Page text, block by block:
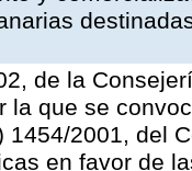
de la
la que se
1454/2001, del
en favor de